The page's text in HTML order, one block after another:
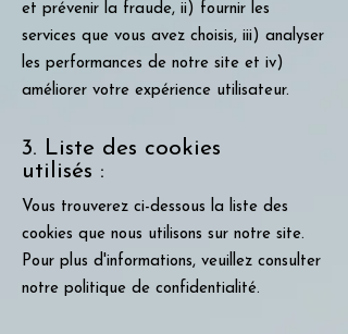
et prévenir la fraude, ii) fournir les
services que vous avez choisis, iii) analyser
les performances de notre site et iv)
améliorer votre expérience utilisateur.
3. Liste des cookies
utilisés :
Vous trouverez ci-dessous la liste des
cookies que nous utilisons sur notre site.
Pour plus d'informations, veuillez consulter
notre politique de confidentialité.